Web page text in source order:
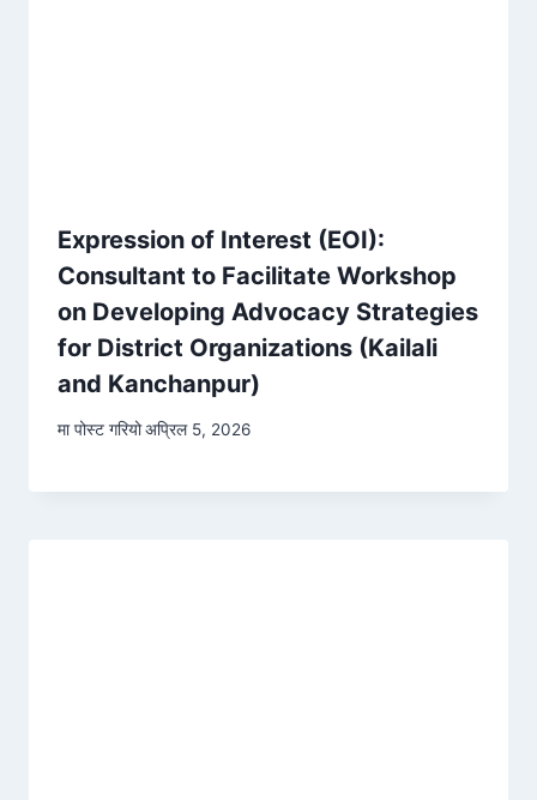
Expression of Interest (EOI):
Consultant to Facilitate Workshop
on Developing Advocacy Strategies
for District Organizations (Kailali
and Kanchanpur)
मा पोस्ट गरियोअप्रिल 5, 2026